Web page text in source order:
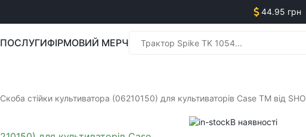
44.95 грн
ПОСЛУГИФІРМОВИЙ МЕРЧ
Скоба стійки культиватора (06210150) для культиваторів Case TM від
В наявності